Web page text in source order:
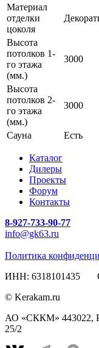
Материал
отделки
цоколя
Высота
потолков 1-
го этажа
(мм.)
3000
Высота
потолков 2-
го этажа
(мм.)
3000
Сауна Есть
Каталог
Дилеры
Проекты
Форум
Контакты
8-927-733-90-77
info@gk63.ru
Политика
ИНН: 6318101435
© Kerakam.ru
АО «СККМ» 443022,
25/2